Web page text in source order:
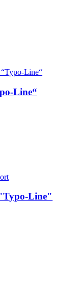
Line“
Line"